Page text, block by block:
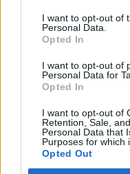
I want to opt-out of
Personal Data.
Opted In
I want to opt-out of
Personal Data for
Opted In
I want to opt-out of
Retention, Sale,
Personal Data that
Purposes for which
Opted Out